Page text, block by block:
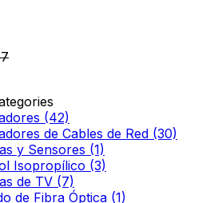
(42)
de Cables de Red (30)
y Sensores (1)
Isopropílico (3)
de TV (7)
de Fibra Óptica (1)